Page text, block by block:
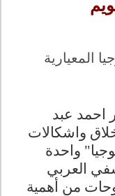
المعيارية
احمد عبد
واشكالات
واحدة
العربي
من أهمية